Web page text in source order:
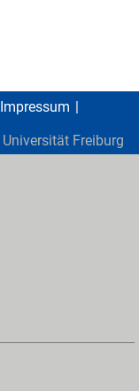
Impressum
Universität Freiburg